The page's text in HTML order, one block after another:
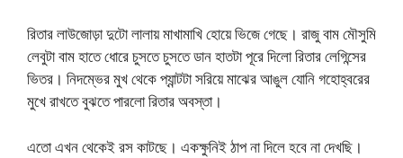
রিতার লাউজোড়া দুটো লালায় মাখামাখি হোয়ে ভিজে গেছে। রাজু বাম মৌসুমি
লেবুটা বাম হাতে ধোরে চুসতে চুসতে ডান হাতটা পূরে দিলো রিতার লেগিন্সের
ভিতর। নিদম্ভের মুখ থেকে প্যান্টটা সরিয়ে মাঝের আঙুল যোনি গহোহ্বরের
মুখে রাখতে বুঝতে পারলো রিতার অবস্তা।
এতো এখন থেকেই রস কাটছে। একক্ষুনিই ঠাপ না দিলে হবে না দেখছি।